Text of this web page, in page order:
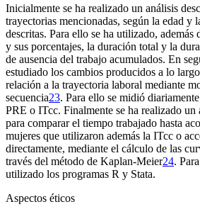
Inicialmente se ha realizado un análisis
trayectorias mencionadas, según la edad y
descritas. Para ello se ha utilizado, además
y sus porcentajes, la duración total y la
de ausencia del trabajo acumulados. En
estudiado los cambios producidos a lo
relación a la trayectoria laboral mediante
secuencia23. Para ello se midió
PRE o ITcc. Finalmente se ha realizado un
para comparar el tiempo trabajado hasta
mujeres que utilizaron además la ITcc o
directamente, mediante el cálculo de las
través del método de Kaplan-Meier24.
utilizado los programas R y Stata.
Aspectos éticos